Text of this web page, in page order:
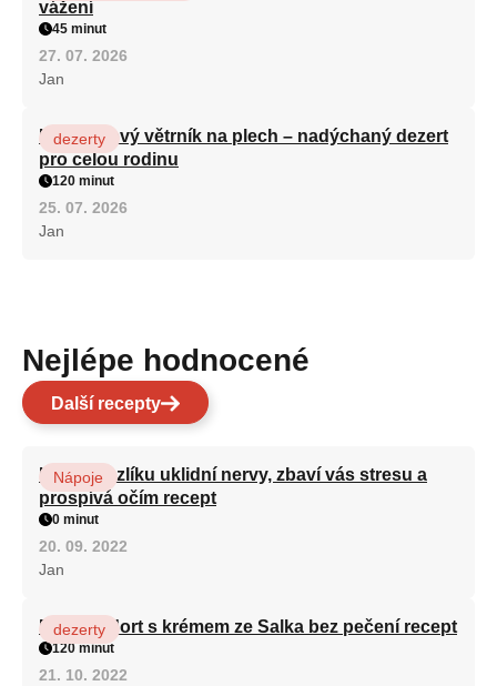
vážení
45 minut
27. 07. 2026
Jan
Karamelový větrník na plech – nadýchaný dezert
pro celou rodinu
dezerty
120 minut
25. 07. 2026
Jan
Nejlépe hodnocené
Další recepty
Kořen kozlíku uklidní nervy, zbaví vás stresu a
prospívá očím recept
Nápoje
0 minut
20. 09. 2022
Jan
Patrový dort s krémem ze Salka bez pečení recept
dezerty
120 minut
21. 10. 2022